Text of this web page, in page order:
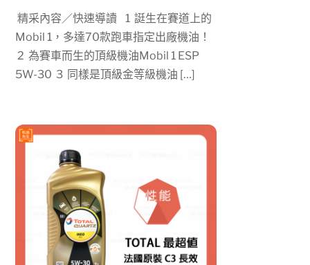
精采內容／快速導讀 1 誔生在賽道上的
Mobil 1，多達70款跑車指定出廠機油！
2 為賽車而生的頂級機油Mobil 1 ESP
5W-30 3 同樣是頂級金等級機油 […]